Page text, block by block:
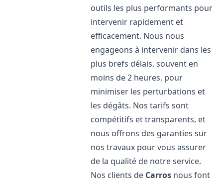
outils les plus performants pour
intervenir rapidement et
efficacement. Nous nous
engageons à intervenir dans les
plus brefs délais, souvent en
moins de 2 heures, pour
minimiser les perturbations et
les dégâts. Nos tarifs sont
compétitifs et transparents, et
nous offrons des garanties sur
nos travaux pour vous assurer
de la qualité de notre service.
Nos clients de Carros nous font